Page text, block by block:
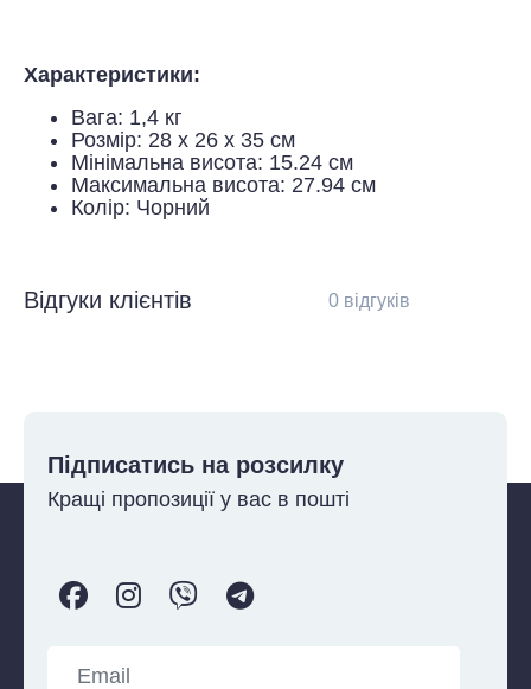
Характеристики:
Вага: 1,4 кг
Розмір: 28 x 26 x 35 см
Мінімальна висота: 15.24 см
Максимальна висота: 27.94 см
Колір: Чорний
Відгуки клієнтів 0 відгуків
Підписатись на розсилку
Кращі пропозиції у вас в пошті